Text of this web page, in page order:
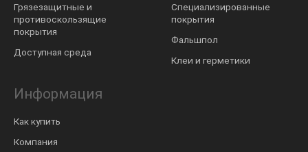
Грязезащитные и
противоскользящие
покрытия
Доступная среда
Специализированные
покрытия
Фальшпол
Клеи и герметики
Информация
Как купить
Компания